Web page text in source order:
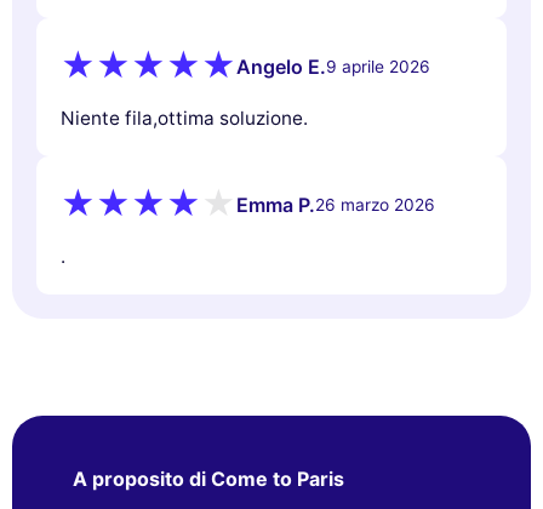
Angelo E.9 aprile 2026
Niente fila,ottima soluzione.
Emma P.26 marzo 2026
.
A proposito di Come to Paris